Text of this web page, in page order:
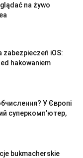
na żywo
iOS:
hakowaniem
У Європі
суперкомп’ютер,
bukmacherskie